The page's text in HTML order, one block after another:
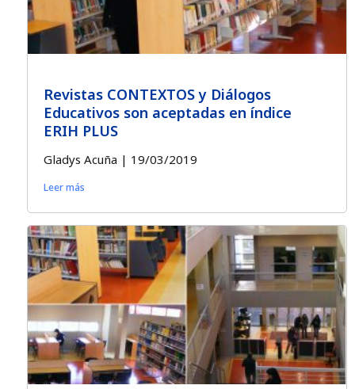
Revistas CONTEXTOS y Diálogos
Educativos son aceptadas en índice
ERIH PLUS
Gladys Acuña 19/03/2019
Leer más